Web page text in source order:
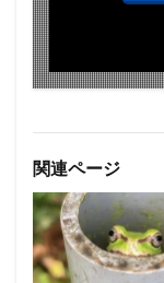
関連ページ